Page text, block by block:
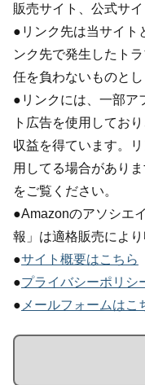
販売サイト、公式サ
●リンク先は当サイト
ンク先で発生したト
任を負わないものとし
●リンクには、一部ア
ト広告を使用してお
収益を得ています。
用してる場合があり
をご覧ください。
●Amazonのアソシエ
報」は適格販売により
●サイト概要はこちら
●プライバシーポリシ
● メールフォームはこ